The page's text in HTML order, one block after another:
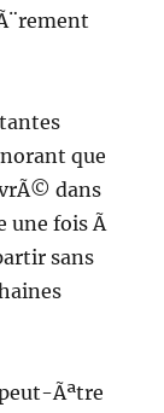
que
dans
une fois Ã
sans
Ãªtre